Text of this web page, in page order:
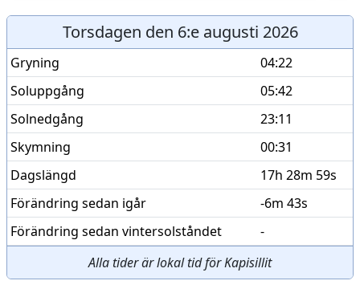
Torsdagen den 6:e augusti 2026
Gryning
04:22
Soluppgång
05:42
Solnedgång
23:11
Skymning
00:31
Dagslängd
17h 28m 59s
Förändring sedan igår
-6m 43s
Förändring sedan vintersolståndet
-
Alla tider är lokal tid för Kapisillit